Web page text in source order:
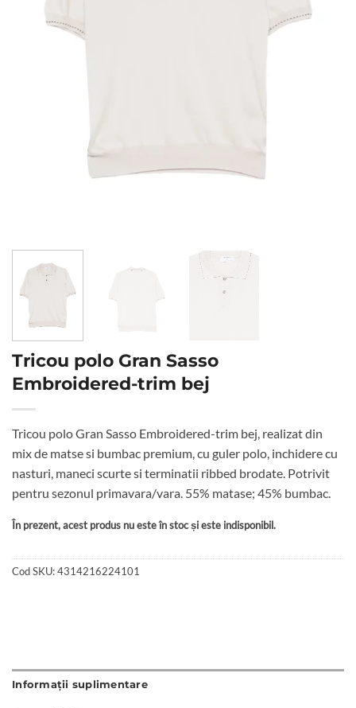
Tricou polo Gran Sasso
Embroidered-trim bej
Tricou polo Gran Sasso Embroidered-trim bej, realizat din
mix de matse si bumbac premium, cu guler polo, inchidere cu
nasturi, maneci scurte si terminatii ribbed brodate. Potrivit
pentru sezonul primavara/vara. 55% matase; 45% bumbac.
În prezent, acest produs nu este în stoc și este indisponibil.
Cod SKU:4314216224101
Informații suplimentare